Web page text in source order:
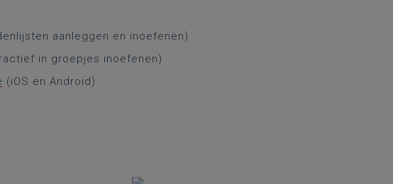
aanleggen en inoefenen)
in groepjes inoefenen)
(iOS en Android)